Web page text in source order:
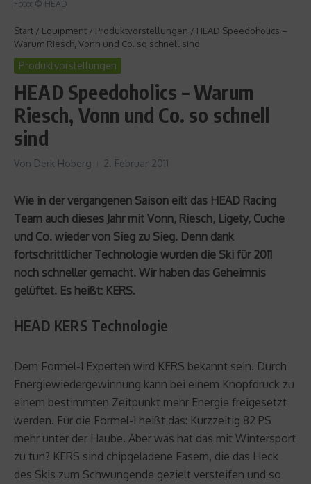
Foto: © HEAD
Start / Equipment / Produktvorstellungen / HEAD Speedoholics –
Warum Riesch, Vonn und Co. so schnell sind
Produktvorstellungen
HEAD Speedoholics – Warum
Riesch, Vonn und Co. so schnell
sind
Von Derk Hoberg 2. Februar 2011
Wie in der vergangenen Saison eilt das HEAD Racing
Team auch dieses Jahr mit Vonn, Riesch, Ligety, Cuche
und Co. wieder von Sieg zu Sieg. Denn dank
fortschrittlicher Technologie wurden die Ski für 2011
noch schneller gemacht. Wir haben das Geheimnis
gelüftet. Es heißt: KERS.
HEAD KERS Technologie
Dem Formel-1 Experten wird KERS bekannt sein. Durch
Energiewiedergewinnung kann bei einem Knopfdruck zu
einem bestimmten Zeitpunkt mehr Energie freigesetzt
werden. Für die Formel-1 heißt das: Kurzzeitig 82 PS
mehr unter der Haube. Aber was hat das mit Wintersport
zu tun? KERS sind chipgeladene Fasern, die das Heck
des Skis zum Schwungende gezielt versteifen und so